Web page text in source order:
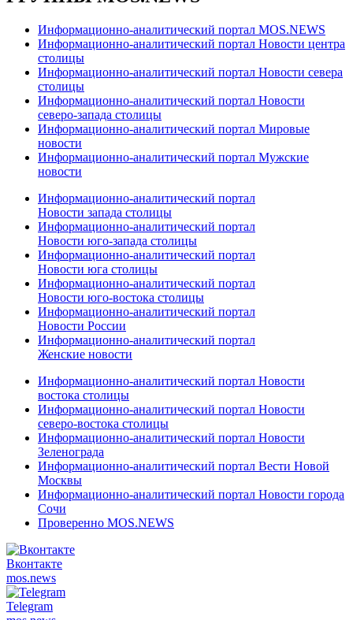
Информационно-аналитический портал MOS.NEWS
Информационно-аналитический портал Новости центра
столицы
Информационно-аналитический портал Новости севера
столицы
Информационно-аналитический портал Новости
северо-запада столицы
Информационно-аналитический портал Мировые
новости
Информационно-аналитический портал Мужские
новости
Информационно-аналитический портал
Новости запада столицы
Информационно-аналитический портал
Новости юго-запада столицы
Информационно-аналитический портал
Новости юга столицы
Информационно-аналитический портал
Новости юго-востока столицы
Информационно-аналитический портал
Новости России
Информационно-аналитический портал
Женские новости
Информационно-аналитический портал Новости
востока столицы
Информационно-аналитический портал Новости
северо-востока столицы
Информационно-аналитический портал Новости
Зеленограда
Информационно-аналитический портал Вести Новой
Москвы
Информационно-аналитический портал Новости города
Сочи
Проверенно MOS.NEWS
Вконтакте
mos.news
Telegram